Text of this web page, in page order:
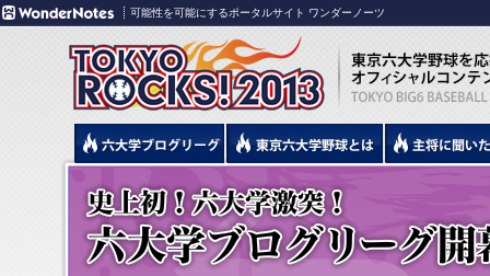
可能性を可能にするポータルサイト ワンダーノーツ